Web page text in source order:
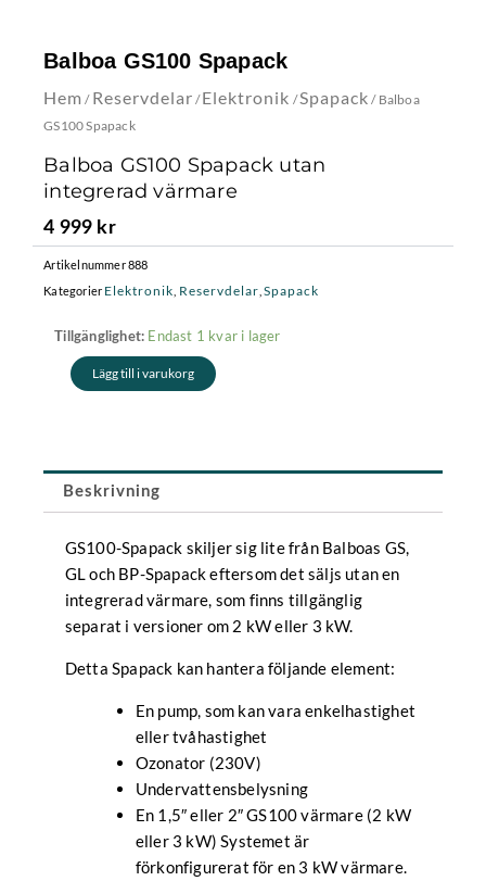
Balboa GS100 Spapack
Hem / Reservdelar /Elektronik /Spapack / Balboa
GS100 Spapack
Balboa GS100 Spapack utan
integrerad värmare
4 999 kr
Artikelnummer888
Kategorier Elektronik Reservdelar ,Spapack
Tillgänglighet: Endast 1 kvar i lager
Balboa
GS100
SpapackLägg till i varukorg
Beskrivning
GS100-Spapack skiljer sig lite från Balboas GS,
GL och BP-Spapack eftersom det säljs utan en
integrerad värmare, som finns tillgänglig
separat i versioner om 2 kW eller 3 kW.
Detta Spapack kan hantera följande element:
En pump, som kan vara enkelhastighet
eller tvåhastighet
Ozonator (230V)
Undervattensbelysning
En 1,5″ eller 2″ GS100 värmare (2 kW
eller 3 kW) Systemet är
förkonfigurerat för en 3 kW värmare.